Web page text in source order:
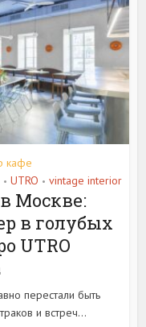
кафе
• UTRO • vintage interior
Москве:
в голубых
UTRO
перестали быть
и встреч...